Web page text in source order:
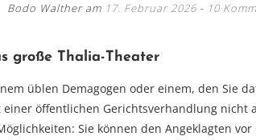
Bodo Walther am 17. Februar 2026 10
große Thalia-Theater
üblen Demagogen oder einem, den Sie
öffentlichen Gerichtsverhandlung nicht
Sie können den Angeklagten